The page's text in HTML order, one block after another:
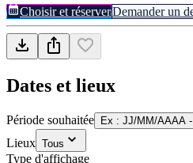
Choisir et réserverDemander un
Dates et lieux
Période souhaitée Ex : JJ/MM/AAAA
Lieux Tous
Type d'affichage